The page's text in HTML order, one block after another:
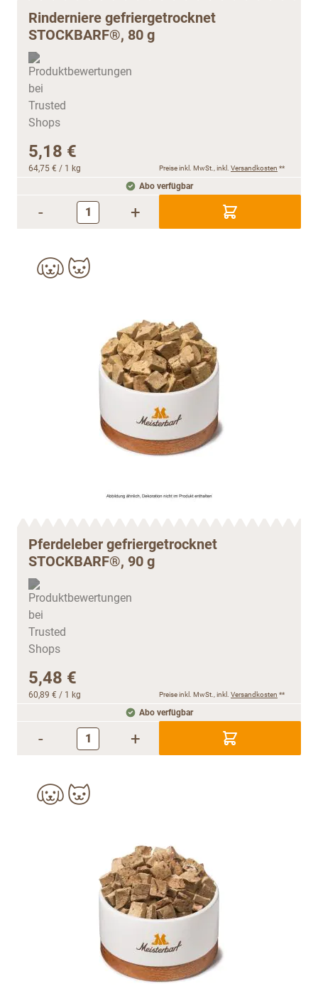
Rinderniere gefriergetrocknet
STOCKBARF®, 80 g
5,18 €
64,75 € / 1 kg Preise inkl. MwSt., inkl. Versandkosten **
Abo verfügbar
- +
Pferdeleber gefriergetrocknet
STOCKBARF®, 90 g
5,48 €
60,89 € / 1 kg Preise inkl. MwSt., inkl. Versandkosten **
Abo verfügbar
- +